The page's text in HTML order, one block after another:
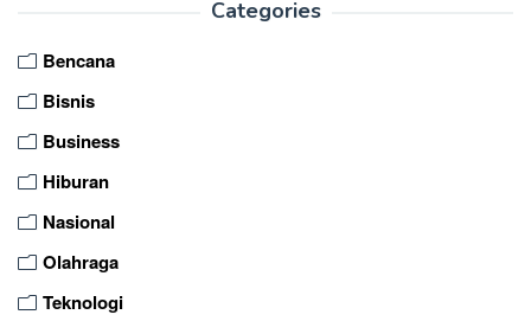
Categories
Bencana
Bisnis
Business
Hiburan
Nasional
Olahraga
Teknologi